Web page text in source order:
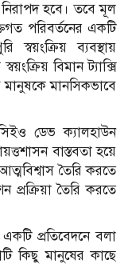
হবে। তবে মূল
পরিবর্তনের একটি
ব্যবস্থায়
বিমান ট্যাক্সি
মানসিকভাবে
ডেভ ক্যালহাউন
বাস্তবতা হয়ে
তৈরি করতে
প্রক্রিয়া তৈরি করতে
প্রতিবেদনে বলা
কিছু মানুষের কাছে